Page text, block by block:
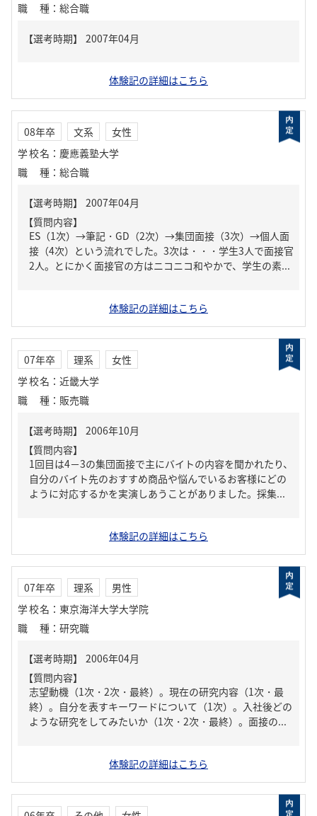
職種 ： 総合職
体験記の詳細はこちら
08年卒 文系
女性
学校名 ： 慶應義塾大学
職種 ： 総合職
【質問内容】
ES（1次）→筆記・GD（2次）→集団面接（3次）→個人面
接（4次）という流れでした。3次は・・・学生3人で面接官
2人。とにかく面接官の方はニコニコ和やかで、学生の素...
体験記の詳細はこちら
07年卒 理系
女性
学校名 ： 近畿大学
職種 ： 販売職
【質問内容】
1回目は4－3の集団面接で主にバイトの内容を聞かれたり、
自分のバイト先のおすすめ商品や悩んでいるお客様にどの
ように対応するかを実演しあうことがありました。採集...
体験記の詳細はこちら
07年卒 理系
男性
学校名 ： 東京海洋大学大学院
職種 ： 研究職
【質問内容】
志望動機（1次・2次・最終）。現在の研究内容（1次・最
終）。自分を表すキーワードについて（1次）。入社後どの
ような研究をしてみたいか（1次・2次・最終）。面接の...
体験記の詳細はこちら